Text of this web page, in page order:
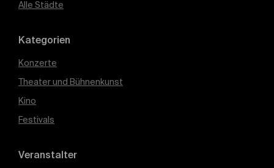
Alle Städte
Kategorien
Konzerte
Theater und Bühnenkunst
Kino
Festivals
Veranstalter